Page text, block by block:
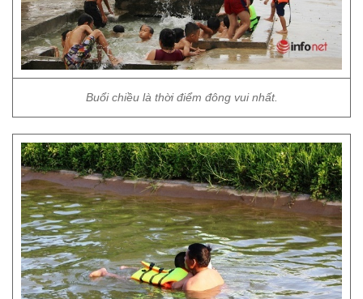
Buổi chiều là thời điểm đông vui nhất.